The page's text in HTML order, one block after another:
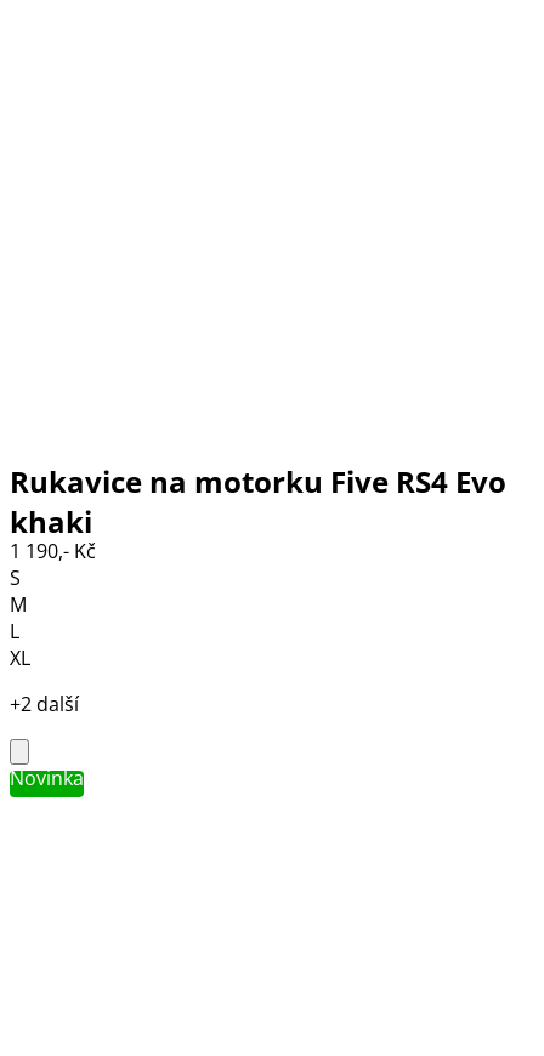
Rukavice na motorku Five RS4 Evo
khaki
1 190,- Kč
S
M
L
XL
+2 další
Novinka